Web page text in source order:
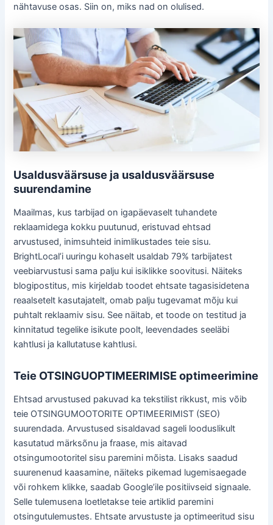
nähtavuse osas. Siin on, miks nad on olulised.
Usaldusväärsuse ja usaldusväärsuse
suurendamine
Maailmas, kus tarbijad on igapäevaselt tuhandete
reklaamidega kokku puutunud, eristuvad ehtsad
arvustused, inimsuhteid inimlikustades teie sisu.
BrightLocal’i uuringu kohaselt usaldab 79% tarbijatest
veebiarvustusi sama palju kui isiklikke soovitusi. Näiteks
blogipostitus, mis kirjeldab toodet ehtsate tagasisidetena
reaalsetelt kasutajatelt, omab palju tugevamat mõju kui
puhtalt reklaamiv sisu. See näitab, et toode on testitud ja
kinnitatud tegelike isikute poolt, leevendades seeläbi
kahtlusi ja kallutatuse kahtlusi.
Teie OTSINGUOPTIMEERIMISE optimeerimine
Ehtsad arvustused pakuvad ka tekstilist rikkust, mis võib
teie OTSINGUMOOTORITE OPTIMEERIMIST (SEO)
suurendada. Arvustused sisaldavad sageli looduslikult
kasutatud märksõnu ja fraase, mis aitavad
otsingumootoritel sisu paremini mõista. Lisaks saadud
suurenenud kaasamine, näiteks pikemad lugemisaegade
või rohkem klikke, saadab Google’ile positiivseid signaale.
Selle tulemusena loetletakse teie artiklid paremini
otsingutulemustes. Ehtsate arvustuste ja optimeeritud sisu